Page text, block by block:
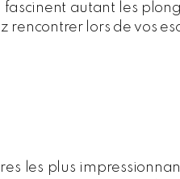
autant les
rencontrer lors de vos
les plus